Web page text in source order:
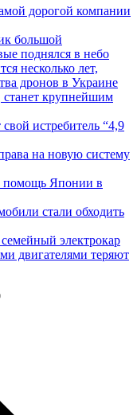
дорогой компании
большой
поднялся в небо
несколько лет,
дронов в Украине
крупнейшим
истребитель “4,9
на новую систему
помощь Японии в
стали обходить
электрокар
двигателями теряют